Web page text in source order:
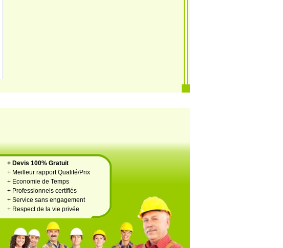
+ Devis 100% Gratuit
+ Meilleur rapport Qualité/Prix
+ Economie de Temps
+ Professionnels certifiés
+ Service sans engagement
+ Respect de la vie privée